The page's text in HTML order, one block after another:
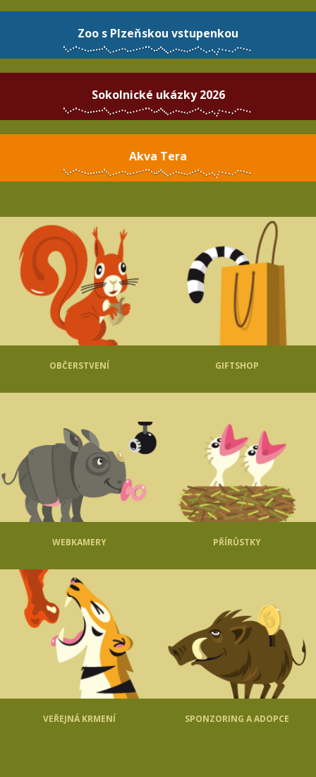
Zoo s Plzeňskou vstupenkou
Sokolnické ukázky 2026
Akva Tera
OBČERSTVENÍ GIFTSHOP
WEBKAMERY PŘÍRŮSTKY
VEŘEJNÁ KRMENÍ SPONZORING A ADOPCE